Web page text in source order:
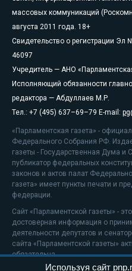
массовых коммуникаций
августа 2011 года. 18+
Свидетельство о регистрации Эл
46097
Учредитель — АНО
Исполняющий обязанности
редактора — Абдуллаев М.Р.
Тел.: +7 (495) 637–69–79 E-mail:
«Парламентская газета» -
Федерального Собрания РФ.
газеты - Государственная Дума
публикатор федеральных
законов и актов палат
газета» имеет пункты печати и
федерации.
Сайт «Парламентской газеты» -
достоверная информация о
деятельности депутатов и
сайта «Парламентской газеты»
обязательна.
Используя сайт